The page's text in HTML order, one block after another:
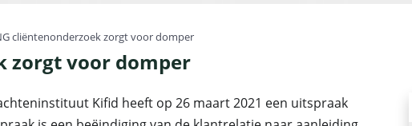
cliëntenonderzoek zorgt voor domper
zorgt voor domper
Kifid heeft op 26 maart 2021 een uitspraak